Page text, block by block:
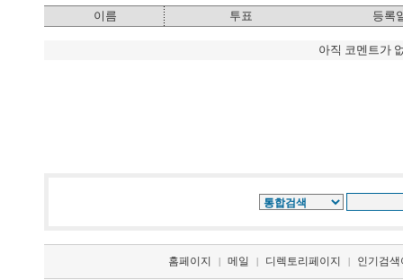
이름 투표 등록
아직 코멘트가
홈페이지 | 메일 | 디렉토리페이지 | 인기검색